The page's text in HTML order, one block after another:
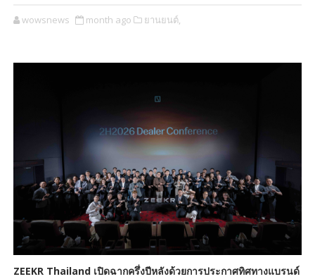
wowsnews month ago ยานยนต์,
ZEEKR Thailand เปิดฉากครึ่งปีหลังด้วยการประกาศทิศทางแบรนด์